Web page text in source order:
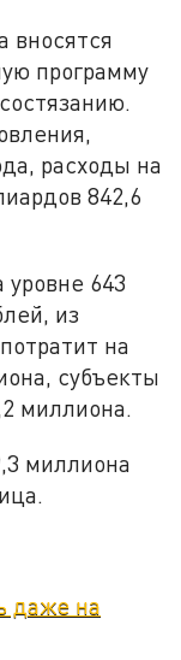
вносятся
программу
расходы на
842,6
643
из
на
субъекты
миллиона.
миллиона
даже на